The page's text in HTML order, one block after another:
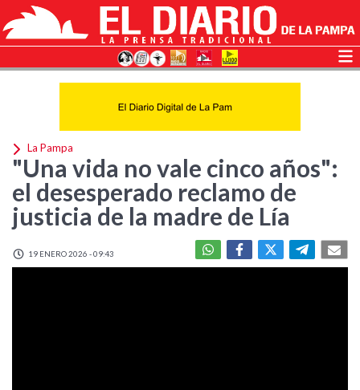
La Pampa
"Una vida no vale cinco años":
el desesperado reclamo de
justicia de la madre de Lía
19 ENERO 2026 - 09:43